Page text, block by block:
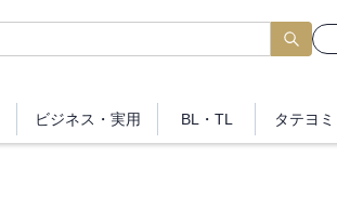
ビジネス ・実用 BL・TL タテヨミ